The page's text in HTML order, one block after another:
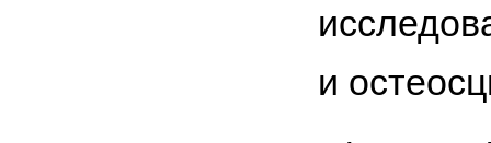
и